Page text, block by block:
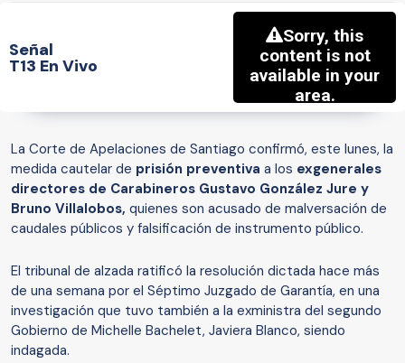
Señal
T13 En Vivo
La Corte de Apelaciones de Santiago confirmó, este lunes, la
medida cautelar de prisión preventiva a los exgenerales
directores de Carabineros Gustavo González Jure y
Bruno Villalobos, quienes son acusado de malversación de
caudales públicos y falsificación de instrumento público.
El tribunal de alzada ratificó la resolución dictada hace más
de una semana por el Séptimo Juzgado de Garantía, en una
investigación que tuvo también a la exministra del segundo
Gobierno de Michelle Bachelet, Javiera Blanco, siendo
indagada.